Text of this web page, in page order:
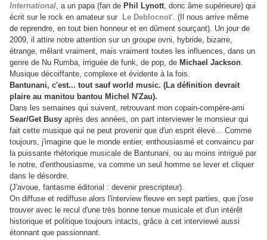
International, a un papa (fan de Phil Lynott, donc âme supérieure) qui
écrit sur le rock en amateur sur
Le Deblocnot'. (Il nous arrive même
de reprendre, en tout bien honneur et en dûment sourçant). Un jour de
2009, il attire notre attention sur un groupe ovni, hybride, bizarre,
étrange, mêlant vraiment, mais vraiment toutes les influences, dans un
genre de Nu Rumba, irriguée de funk, de pop, de Michael Jackson.
Musique décoiffante, complexe et évidente à la fois.
Bantunani, c'est... tout sauf world music. (La définition devrait
plaire au manitou bantou Michel N'Zau).
Dans les semaines qui suivent, retrouvant mon copain-compère-ami
Sear/Get Busy après des années, on part interviewer le monsieur qui
fait cette musique qui ne peut provenir que d'un esprit élevé... Comme
toujours, j'imagine que le monde entier, enthousiasmé et convaincu par
la puissante rhétorique musicale de Bantunani, ou au moins intrigué par
le notre, d'enthousiasme, va comme un seul homme se lever et cliquer
dans le désordre.
(J'avoue, fantasme éditorial : devenir prescripteur).
On diffuse et rediffuse alors l'interview fleuve en sept parties, que j'ose
trouver avec le recul d'une très bonne tenue musicale et d'un intérêt
historique et politique toujours intacts, grâce à cet interviewé aussi
étonnant que passionnant.